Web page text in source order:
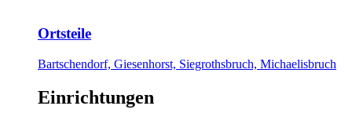
Ortsteile
Bartschendorf, Giesenhorst, Siegrothsbruch, Michaelisbruch
Einrichtungen